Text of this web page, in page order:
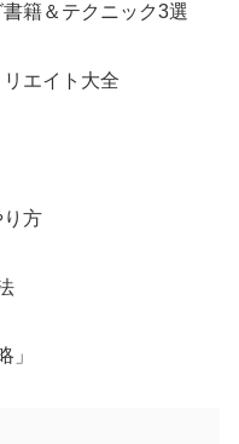
籍＆テクニック3選
エイト大全
方
」